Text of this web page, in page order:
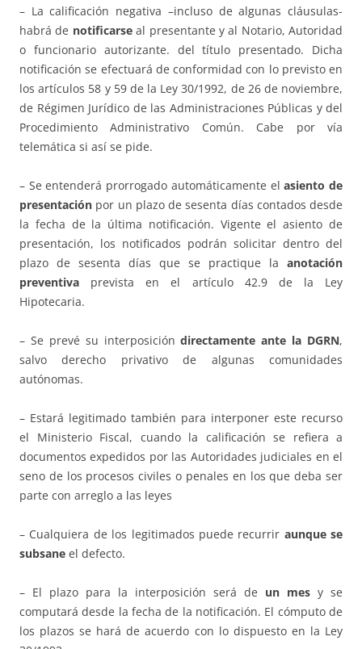
– La calificación negativa –incluso de algunas cláusulas-
habrá de notificarseal presentante y al Notario, Autoridad
o funcionario autorizante. del título presentado. Dicha
notificación se efectuará de conformidad con lo previsto en
los artículos 58 y 59 de la Ley 30/1992, de 26 de noviembre,
de Régimen Jurídico de las Administraciones Públicas y del
Procedimiento Administrativo Común. Cabe por vía
telemática si así se pide.
– Se entenderá prorrogado automáticamente elasiento de
presentación por un plazo de sesenta días contados desde
la fecha de la última notificación. Vigente el asiento de
presentación, los notificados podrán solicitar dentro del
plazo de sesenta días que se practique la anotación
preventiva prevista en el artículo 42.9 de la Ley
Hipotecaria.
– Se prevé su interposicióndirectamente ante la DGRN,
salvo derecho privativo de algunas comunidades
autónomas.
– Estará legitimado también para interponer este recurso
el Ministerio Fiscal, cuando la calificación se refiera a
documentos expedidos por las Autoridades judiciales en el
seno de los procesos civiles o penales en los que deba ser
parte con arreglo a las leyes
– Cualquiera de los legitimados puede recurrir aunque se
subsane el defecto.
– El plazo para la interposición será de un mes y se
computará desde la fecha de la notificación. El cómputo de
los plazos se hará de acuerdo con lo dispuesto en la Ley